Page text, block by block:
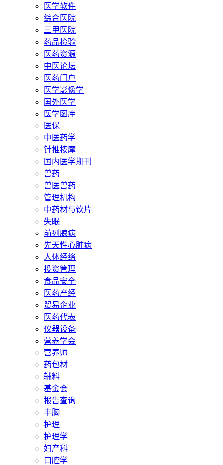
医学软件
综合医院
三甲医院
药品检验
医药资源
中医论坛
医药门户
医学影像学
国外医学
医学图库
医保
中医药学
针推按摩
国内医学期刊
兽药
兽医兽药
管理机构
中药材与饮片
失眠
前列腺病
先天性心脏病
人体经络
投资管理
食品安全
医药产经
贸易企业
医药代表
仪器设备
营养学会
营养师
药包材
辅料
基金会
报告查询
丰胸
护理
护理学
妇产科
口腔学